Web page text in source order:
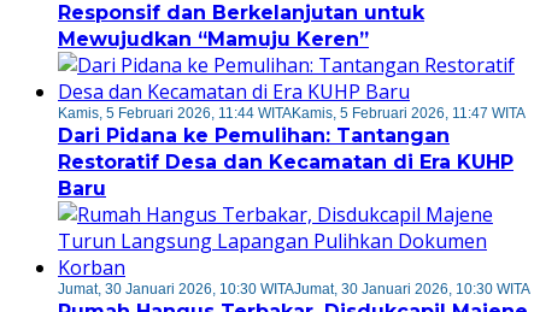
Responsif dan Berkelanjutan untuk
Mewujudkan “Mamuju Keren”
Kamis, 5 Februari 2026, 11:44 WITAKamis, 5 Februari 2026, 11:47 WITA
Dari Pidana ke Pemulihan: Tantangan
Restoratif Desa dan Kecamatan di Era KUHP
Baru
Jumat, 30 Januari 2026, 10:30 WITAJumat, 30 Januari 2026, 10:30 WITA